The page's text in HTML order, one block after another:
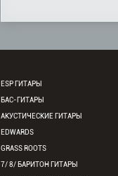
ESP ГИТАРЫ
БАС-ГИТАРЫ
АКУСТИЧЕСКИЕ ГИТАРЫ
EDWARDS
GRASS ROOTS
7/ 8/ БАРИТОН ГИТАРЫ